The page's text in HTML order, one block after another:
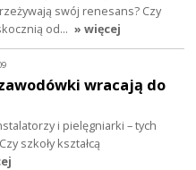
swój renesans? Czy
od… » więcej
wracają do
i pielęgniarki – tych
szkoły kształcą